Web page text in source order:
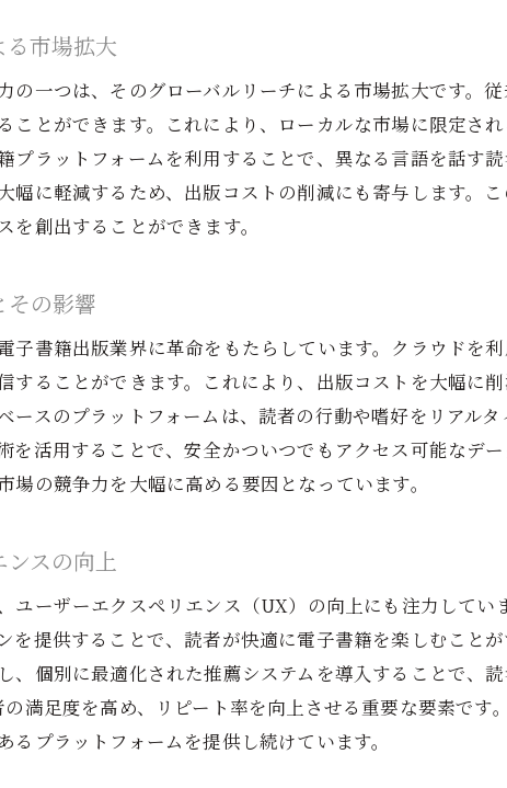
出版プロセスの効率化
電子書籍出版を成功に導くポイント
ターゲット市場の理解
魅力的なコンテンツの作成
効果的なプロモーション戦略
持続可能なビジネスモデルの
電子書籍出版が変える作家と読者の
双方向コミュニケーションの
読者コミュニティの形成
クラウドファンディングと作品
著者のブランディング戦略
電子書籍出版の普及が生み出す新
ニッチ市場の開拓
国際展開とローカライゼーショ
る市場拡大
の一つは、そのグローバルリーチによる市場拡大です。
ことができます。これにより、ローカルな市場に限定さ
プラットフォームを利用することで、異なる言語を話す
幅に軽減するため、出版コストの削減にも寄与します。
創出することができます。
その影響
子書籍出版業界に革命をもたらしています。クラウドを
することができます。これにより、出版コストを大幅に
ースのプラットフォームは、読者の行動や嗜好をリアル
を活用することで、安全かついつでもアクセス可能なデ
場の競争力を大幅に高める要因となっています。
スの向上
ユーザーエクスペリエンス（UX）の向上にも注力して
を提供することで、読者が快適に電子書籍を楽しむこと
、個別に最適化された推薦システムを導入することで、
満足度を高め、リピート率を向上させる重要な要素で
るプラットフォームを提供し続けています。